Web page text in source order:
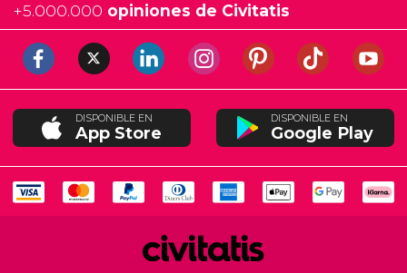
+5.000.000 opiniones de Civitatis
DISPONIBLE EN
App Store
DISPONIBLE EN
Google Play